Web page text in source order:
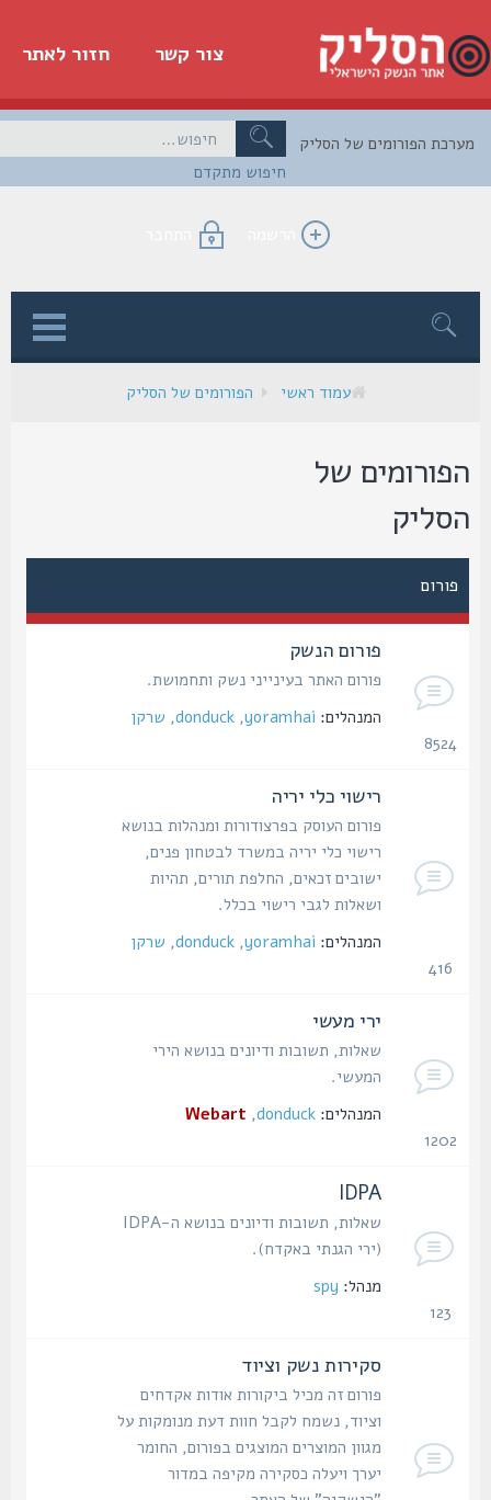
חזור לאתר צור קשר
חיפוש מתקדם
הפורומים של הסליק
הרשמה התחבר
עמוד ראשי הפורומים של הסליק
של
פורום
פורום הנשק
פורום האתר בעינייני נשק ותחמושת.
המנהלים: yoramhai
,
donduck
,שרקן
8524
רישוי כלי יריה
פורום העוסק בפרצודורות ומנהלות בנושא
רישוי כלי יריה במשרד לבטחון פנים,
ישובים זכאים, החלפת תורים, תהיות
ושאלות לגבי רישוי בכלל.
המנהלים: yoramhai
,
donduck
,שרקן
ירי מעשי
שאלות, תשובות ודיונים בנושא הירי
המעשי.
המנהלים: donduck
,
Webart
IDPA
שאלות, תשובות ודיונים בנושא ה-IDPA
(ירי הגנתי באקדח).
מנהל: spy
סקירות נשק וציוד
פורום זה מכיל ביקורות אודות אקדחים
וציוד, נשמח לקבל חוות דעת מנומקות על
מגוון המוצרים המוצגים בפורום, החומר
יערך ויעלה כסקירה מקיפה במדור